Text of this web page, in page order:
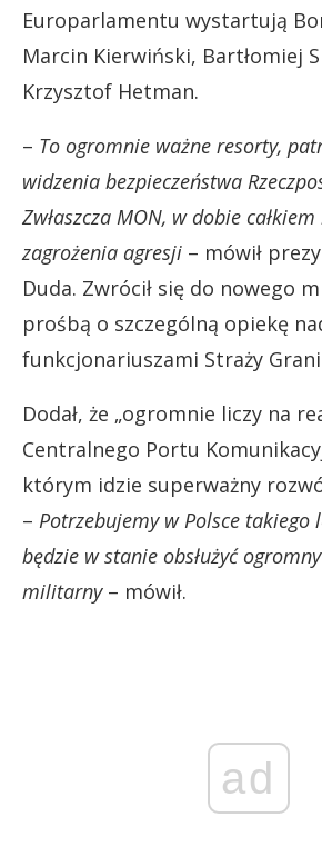
Europarlamentu wystartują
Marcin Kierwiński, Bartłomiej
Krzysztof Hetman.
– To ogromnie ważne resorty,
widzenia bezpieczeństwa
Zwłaszcza MON, w dobie
zagrożenia agresji – mówił
Duda. Zwrócił się do nowego
prośbą o szczególną opiekę
funkcjonariuszami Straży
Dodał, że „ogromnie liczy na
Centralnego Portu
którym idzie superważny
– Potrzebujemy w Polsce takiego
będzie w stanie obsłużyć
militarny– mówił.
ad